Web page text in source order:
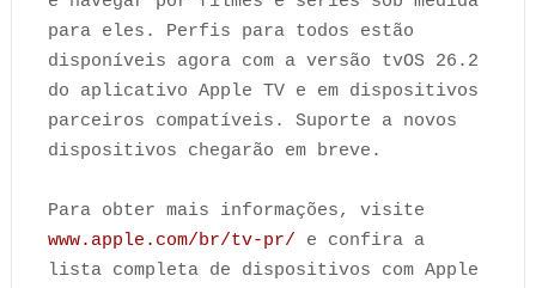
para eles. Perfis para todos estão
disponíveis agora com a versão tvOS 26.2
do aplicativo Apple TV e em dispositivos
parceiros compatíveis. Suporte a novos
dispositivos chegarão em breve.
Para obter mais informações, visite
www.apple.com/br/tv-pr/ e confira a
lista completa de dispositivos com Apple